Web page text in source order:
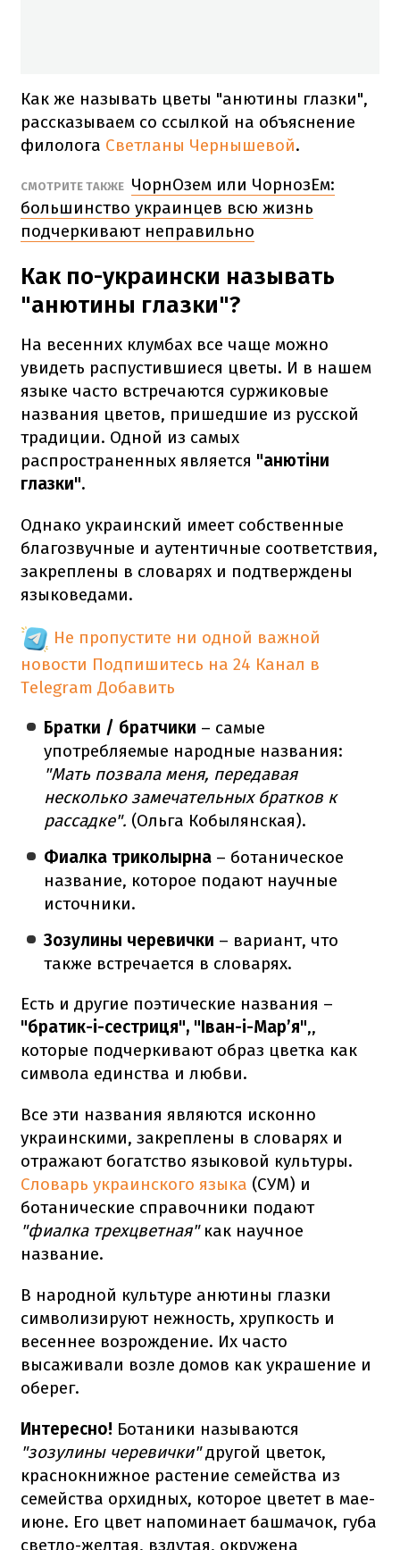
Как же называть цветы "анютины глазки",
рассказываем со ссылкой на объяснение
филолога Светланы Чернышевой.
СМОТРИТЕ ТАКЖЕ ЧорнОзем или ЧорнозЕм:
большинство украинцев всю жизнь
подчеркивают неправильно
Как по-украински называть
"анютины глазки"?
На весенних клумбах все чаще можно
увидеть распустившиеся цветы. И в нашем
языке часто встречаются суржиковые
названия цветов, пришедшие из русской
традиции. Одной из самых
распространенных является "анютіни
глазки".
Однако украинский имеет собственные
благозвучные и аутентичные соответствия,
закреплены в словарях и подтверждены
языковедами.
Не пропустите ни одной важной
новости Подпишитесь на 24 Канал в
Telegram Добавить
Братки / братчики – самые
употребляемые народные названия:
"Мать позвала меня, передавая
несколько замечательных братков к
рассадке". (Ольга Кобылянская).
Фиалка триколырна – ботаническое
название, которое подают научные
источники.
Зозулины черевички – вариант, что
также встречается в словарях.
Есть и другие поэтические названия –
"братик-і-сестриця", "Іван-і-Мар’я",,
которые подчеркивают образ цветка как
символа единства и любви.
Все эти названия являются исконно
украинскими, закреплены в словарях и
отражают богатство языковой культуры.
Словарь украинского языка (СУМ) и
ботанические справочники подают
"фиалка трехцветная" как научное
название.
В народной культуре анютины глазки
символизируют нежность, хрупкость и
весеннее возрождение. Их часто
высаживали возле домов как украшение и
оберег.
Интересно! Ботаники называются
"зозулины черевички"другой цветок,
краснокнижное растение семейства из
семейства орхидных, которое цветет в мае-
июне. Его цвет напоминает башмачок, губа
светло-желтая, вздутая, окружена